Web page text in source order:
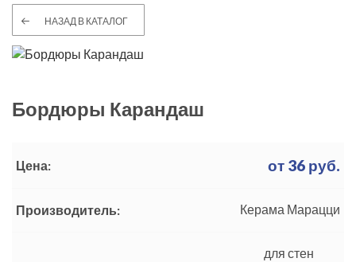
НАЗАД В КАТАЛОГ
Бордюры Карандаш
Цена: от 36 руб.
Производитель: Керама Марацци
для стен